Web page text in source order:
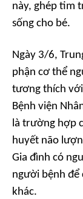
này, ghép tim
sống cho bé.
Ngày 3/6,
phận cơ thể
tương thích
Bệnh viện
là trường hợp
huyết não
Gia đình có
người bệnh để
khác.